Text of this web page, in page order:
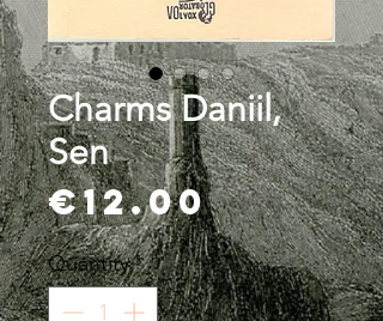
Charms Daniil,
Sen
€12.00Price
Quantity*